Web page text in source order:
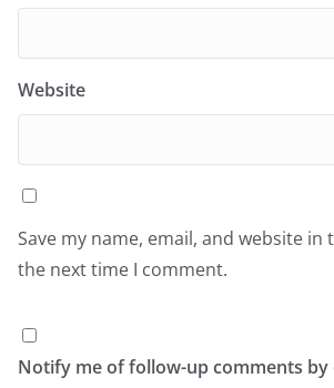
Website
Save my name, email, and website
the next time I comment.
Notify me of follow-up comments by